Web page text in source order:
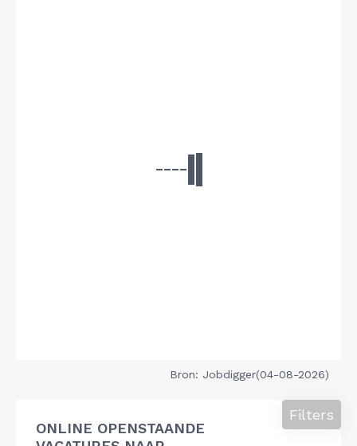
Bron: Jobdigger(04-08-2026)
ONLINE OPENSTAANDE
Filters